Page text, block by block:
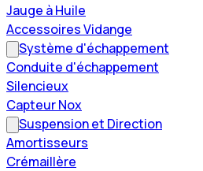
Jauge à Huile
Accessoires Vidange
Système d'échappement
Conduite d'échappement
Silencieux
Capteur Nox
Suspension et Direction
Amortisseurs
Crémaillère